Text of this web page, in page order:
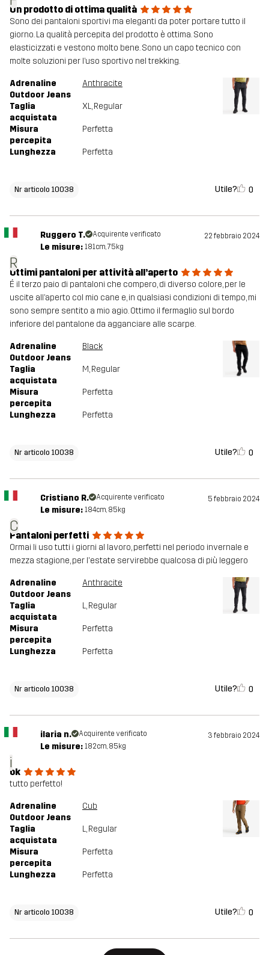
Un prodotto di ottima qualità
Sono dei pantaloni sportivi ma eleganti da poter portare tutto il
giorno. La qualità percepita del prodotto è ottima. Sono
elasticizzati e vestono molto bene. Sono un capo tecnico con
molte soluzioni per l’uso sportivo nel trekking.
Adrenaline
Outdoor Jeans
Anthracite
Taglia
acquistata
XL, Regular
Misura
percepita
Perfetta
Lunghezza Perfetta
Nr articolo 10038 Utile? 0
R
Ruggero T. Acquirente verificato 22 febbraio 2024
Le misure: 181cm, 75kg
Ottimi pantaloni per attività all’aperto
É il terzo paio di pantaloni che compero, di diverso colore, per le
uscite all’aperto col mio cane e, in qualsiasi condizioni di tempo, mi
sono sempre sentito a mio agio. Ottimo il fermaglio sul bordo
inferiore del pantalone da agganciare alle scarpe.
Adrenaline
Outdoor Jeans
Black
Taglia
acquistata
M, Regular
Misura
percepita
Perfetta
Lunghezza Perfetta
Nr articolo 10038 Utile? 0
C
Cristiano R. Acquirente verificato 5 febbraio 2024
Le misure: 184cm, 85kg
Pantaloni perfetti
Ormai li uso tutti i giorni al lavoro, perfetti nel periodo invernale e
mezza stagione, per l'estate servirebbe qualcosa di più leggero
Adrenaline
Outdoor Jeans
Anthracite
Taglia
acquistata
L, Regular
Misura
percepita
Perfetta
Lunghezza Perfetta
Nr articolo 10038 Utile? 0
i
ilaria n. Acquirente verificato 3 febbraio 2024
Le misure: 182cm, 85kg
ok
tutto perfetto!
Adrenaline
Outdoor Jeans
Cub
Taglia
acquistata
L, Regular
Misura
percepita
Perfetta
Lunghezza Perfetta
Nr articolo 10038 Utile? 0